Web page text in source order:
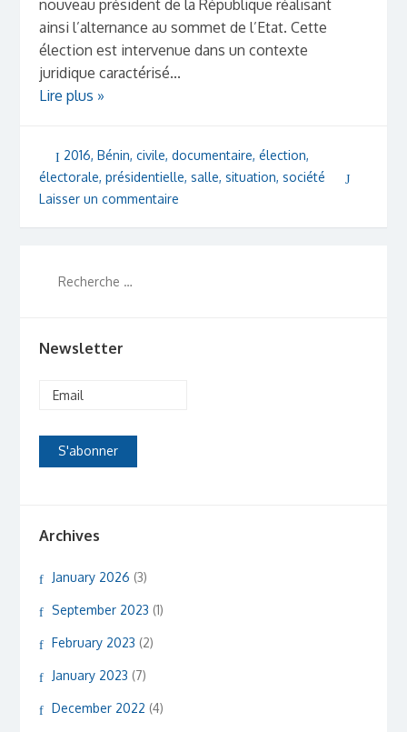
nouveau président de la République réalisant
ainsi l’alternance au sommet de l’Etat. Cette
élection est intervenue dans un contexte
juridique caractérisé...
Lire plus »
2016, Bénin, civile, documentaire, élection,
électorale, présidentielle, salle, situation, société
Laisser un commentaire
Newsletter
Archives
January 2026 (3)
September 2023 (1)
February 2023 (2)
January 2023 (7)
December 2022 (4)